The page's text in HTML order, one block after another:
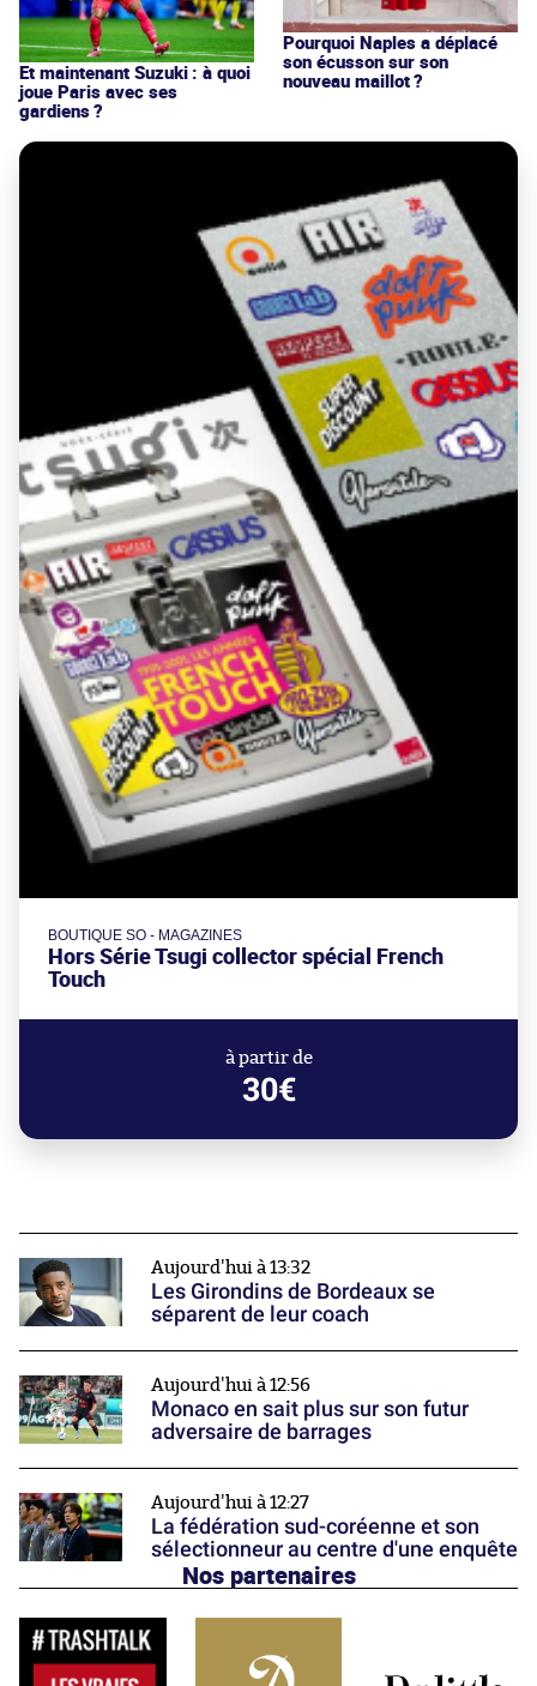
Et maintenant Suzuki : à quoi
joue Paris avec ses
gardiens ?
Pourquoi Naples a déplacé
son écusson sur son
nouveau maillot ?
BOUTIQUE SO - MAGAZINES
Hors Série Tsugi collector spécial French
Touch
à partir de
30€
Aujourd'hui à 13:32
Les Girondins de Bordeaux se
séparent de leur coach
Aujourd'hui à 12:56
Monaco en sait plus sur son futur
adversaire de barrages
Aujourd'hui à 12:27
La fédération sud-coréenne et son
sélectionneur au centre d'une enquête
Nos partenaires